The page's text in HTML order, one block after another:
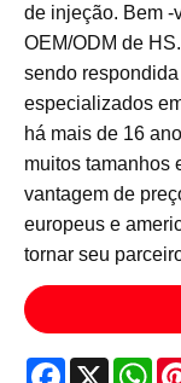
de injeção. Bem -
OEM/ODM de
sendo
especializados
há mais de 16
muitos tamanhos
vantagem de
europeus e
tornar seu
Facebook
X